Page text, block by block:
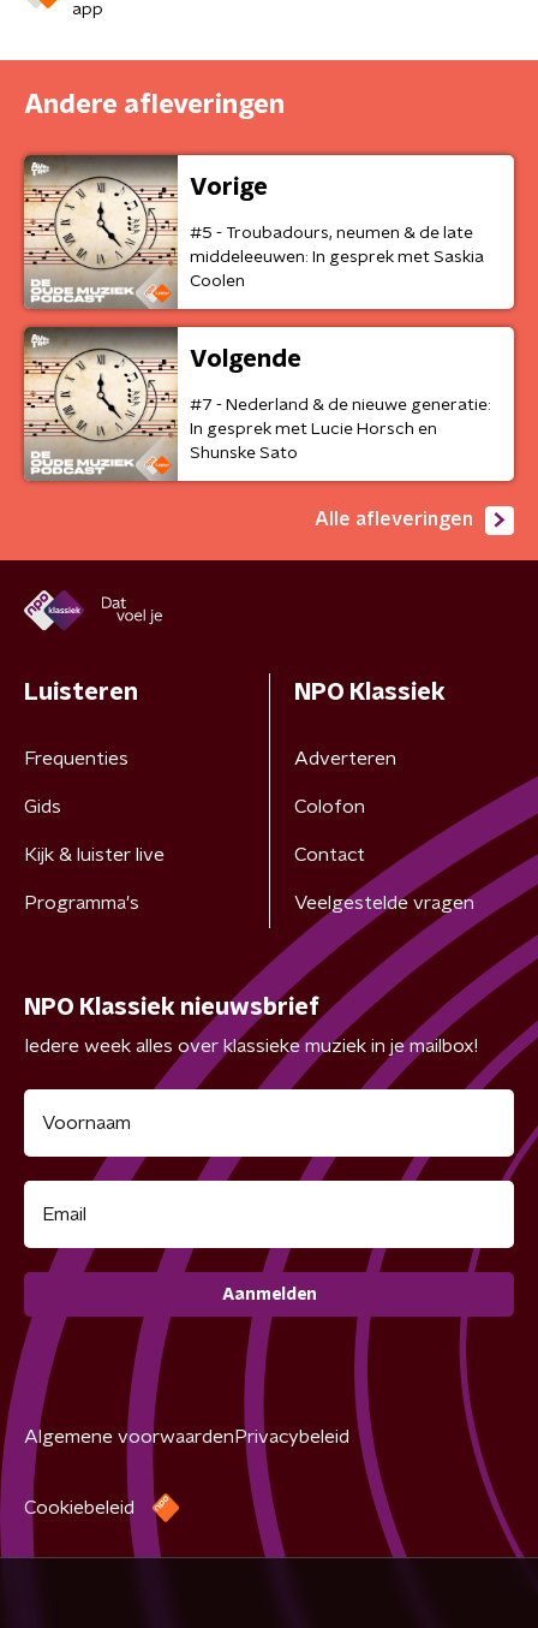
app
Andere afleveringen
Vorige
#5 - Troubadours, neumen & de late
middeleeuwen: In gesprek met Saskia
Coolen
Volgende
#7 - Nederland & de nieuwe generatie:
In gesprek met Lucie Horsch en
Shunske Sato
Alle afleveringen
Luisteren
Frequenties
Gids
Kijk & luister live
Programma's
NPO Klassiek
Adverteren
Colofon
Contact
Veelgestelde vragen
NPO Klassiek nieuwsbrief
Iedere week alles over klassieke muziek in je mailbox!
Aanmelden
Algemene voorwaarden Privacybeleid
Cookiebeleid